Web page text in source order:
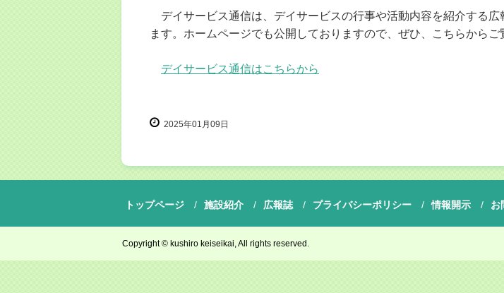
デイサービス通信は、デイサービスの行事や活動内容を紹介する
ます。ホームページでも公開しておりますので、ぜひ、こちらからご
デイサービス通信はこちらから
2025年01月09日
トップページ 施設紹介 広報誌 プライバシーポリシー 情報開示 お
Copyright © kushiro keiseikai, All rights reserved.